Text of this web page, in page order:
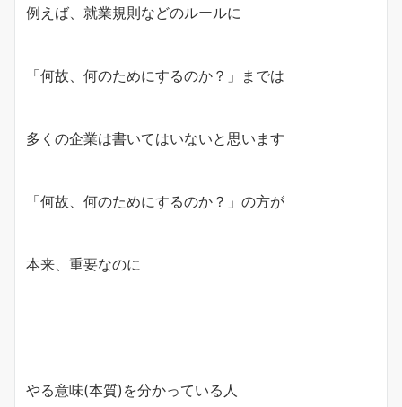
例えば、就業規則などのルールに
「何故、何のためにするのか？」までは
多くの企業は書いてはいないと思います
「何故、何のためにするのか？」の方が
本来、重要なのに
やる意味(本質)を分かっている人